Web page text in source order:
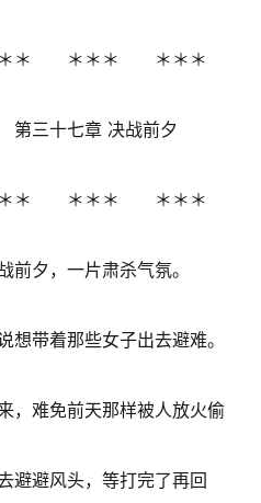
＊ ＊＊＊
决战前夕
＊ ＊＊＊
夕，一片肃杀气氛。
带着那些女子出去避难。
难免前天那样被人放火偷
避避风头，等打完了再回